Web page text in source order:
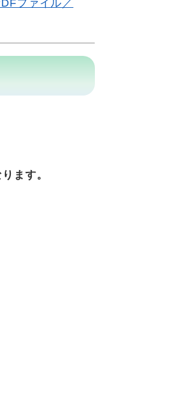
ファイル／
ます。